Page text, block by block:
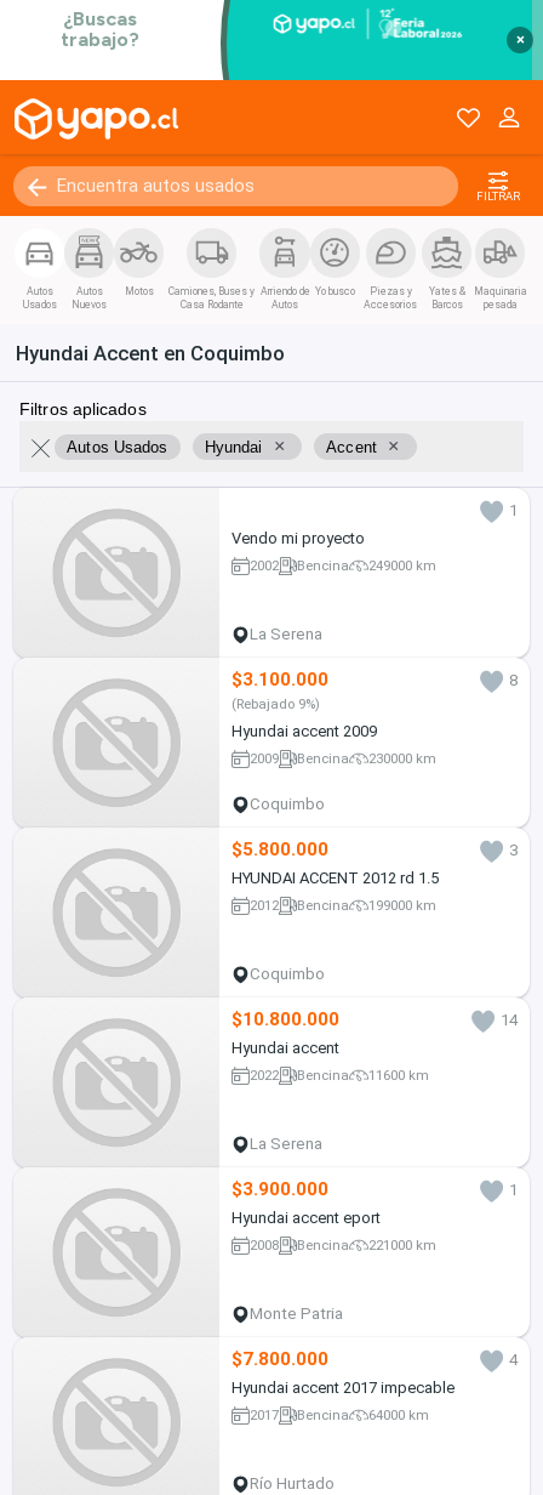
×
FILTRAR
Autos
Usados
Autos
Nuevos
Motos
Camiones, Buses y
Casa Rodante
Arriendo de
Autos
Yo busco
Piezas y
Accesorios
Yates &
Barcos
Maquinaria
pesada
Hyundai Accent en Coquimbo
Filtros aplicados
Autos Usados Hyundai × Accent ×
1
Vendo mi proyecto
2002 Bencina 249000 km
La Serena
$3.100.000 8
(Rebajado 9%)
Hyundai accent 2009
2009 Bencina 230000 km
Coquimbo
$5.800.000
3
HYUNDAI ACCENT 2012 rd 1.5
2012 Bencina 199000 km
Coquimbo
$10.800.000
14
Hyundai accent
2022 Bencina 11600 km
La Serena
$3.900.000
1
Hyundai accent eport
2008 Bencina 221000 km
Monte Patria
$7.800.000
4
Hyundai accent 2017 impecable
2017 Bencina 64000 km
Río Hurtado